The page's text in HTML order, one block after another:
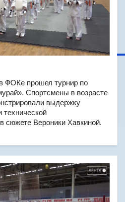
ФОКе прошел турнир по
Спортсмены в возрасте
выдержку
технической
сюжете Вероники Хавкиной.